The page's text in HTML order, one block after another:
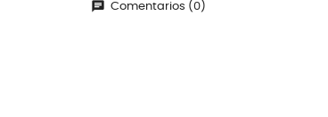
Comentarios (0)